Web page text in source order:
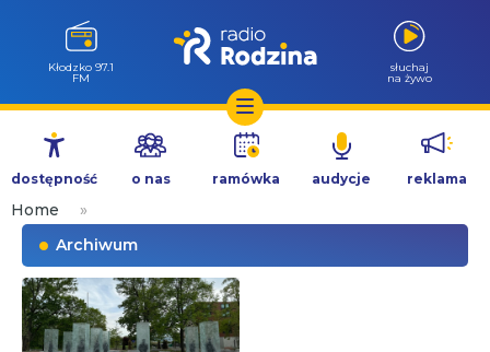
Przejdź
treści
Kłodzko 97.1
FM
słuchaj
na żywo
dostępność o nas ramówka audycje reklama
Home
»
Archiwum